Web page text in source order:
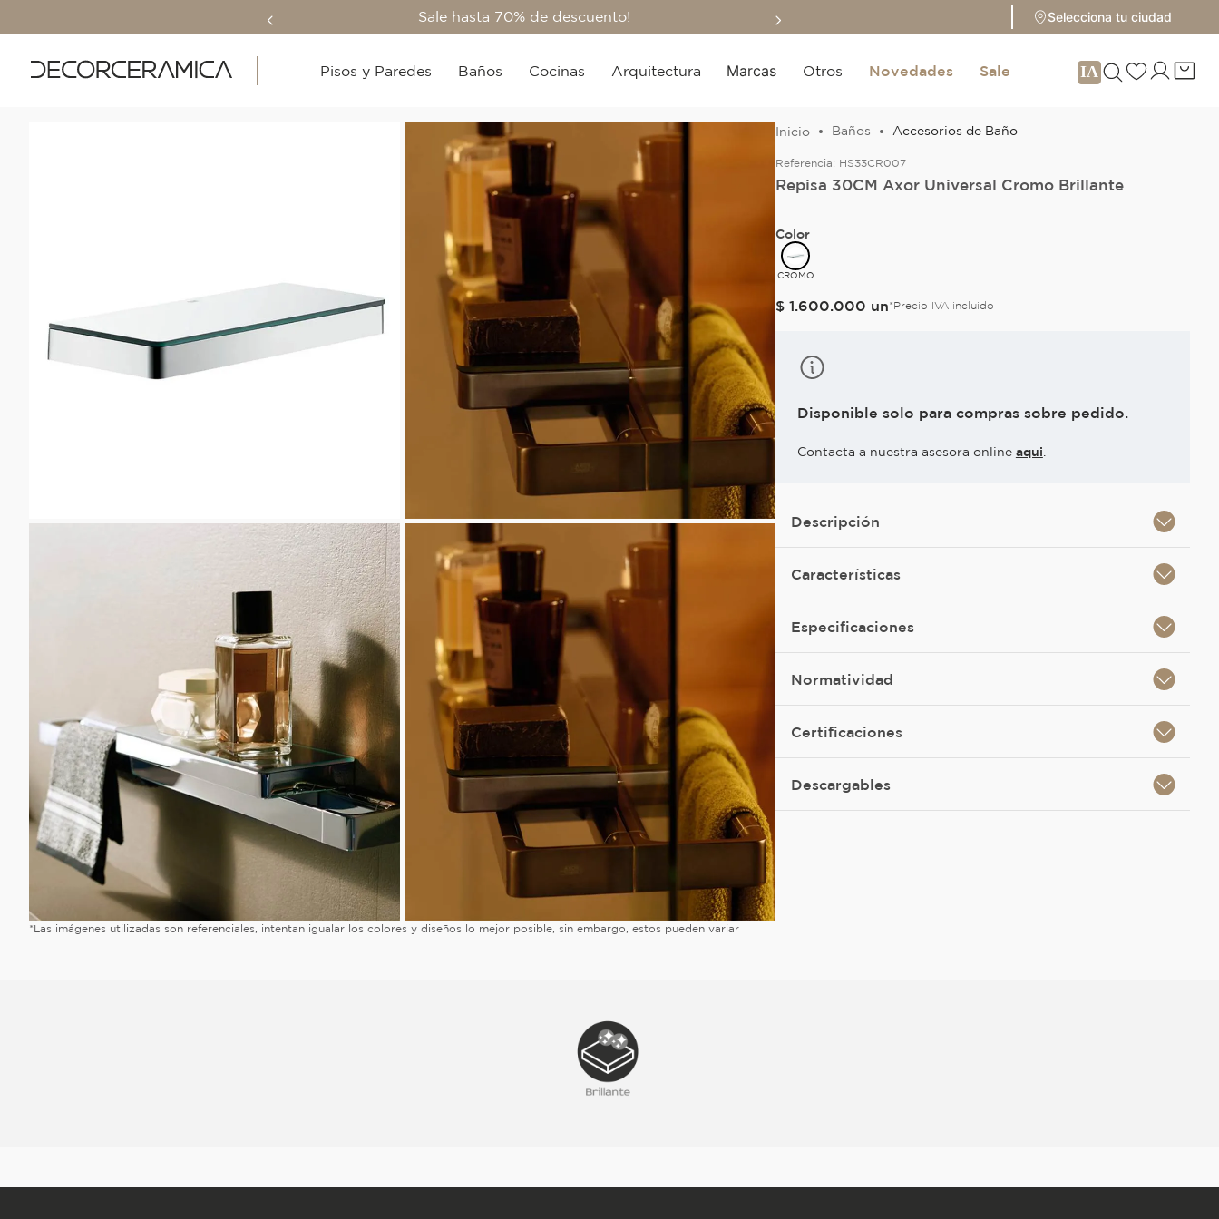
Sale hasta 70% de descuento! Selecciona tu ciudad
Pisos y Paredes Baños Cocinas Arquitectura Marcas Otros Novedades Sale
*Las imágenes utilizadas son referenciales, intentan igualar los colores y diseños lo mejor posible, sin embargo, estos pueden variar
Baños Accesorios de Baño
Referencia: HS33CR007
Repisa 30CM Axor Universal Cromo Brillante
Color
CROMO
$ 1.600.000 un*Precio IVA incluido
Disponible solo para compras sobre pedido.
Contacta a nuestra asesora online aqui
Descripción
Características
Especificaciones
Normatividad
Certificaciones
Descargables